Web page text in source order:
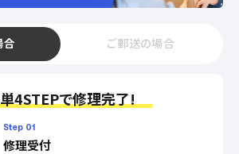
合 ご郵送の場合
4STEPで修理完了!
Step 01
修理受付